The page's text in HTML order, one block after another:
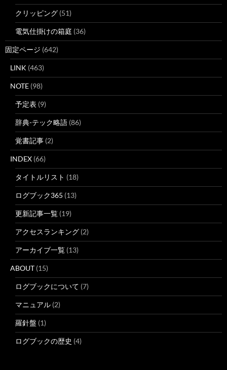
クリッピング (51)
電気仕掛けの箱庭 (36)
固定ページ (642)
LINK (463)
NOTE (98)
予定表 (9)
辞典-テック略語 (86)
覚書記事 (2)
INDEX (66)
タイトルリスト (18)
ログブック365 (13)
更新記事一覧 (19)
アクセスランキング (2)
アーカイブ一覧 (13)
ABOUT (15)
ログブックについて (7)
マニュアル (2)
羅針盤 (1)
ログブックの歴史 (4)